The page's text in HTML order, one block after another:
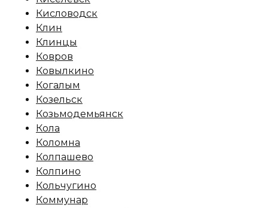
Кисловодск
Клин
Клинцы
Ковров
Ковылкино
Когалым
Козельск
Козьмодемьянск
Кола
Коломна
Колпашево
Колпино
Кольчугино
Коммунар